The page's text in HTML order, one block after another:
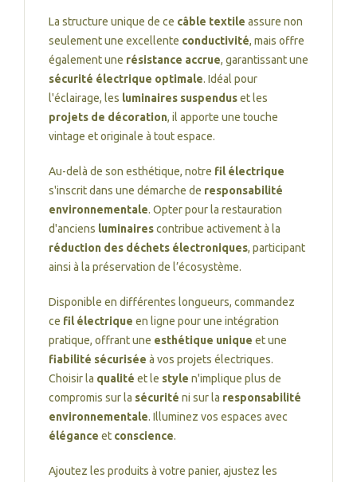
La structure unique de ce câble textile assure non
seulement une excellente conductivité, mais offre
également une résistance accrue, garantissant une
sécurité électrique optimale. Idéal pour
l'éclairage, les luminaires suspenduset les
projets de décoration, il apporte une touche
vintage et originale à tout espace.
Au-delà de son esthétique, notre fil électrique
s'inscrit dans une démarche de responsabilité
environnementale. Opter pour la restauration
d'anciens luminairescontribue activement à la
réduction des déchets électroniques, participant
ainsi à la préservation de l’écosystème.
Disponible en différentes longueurs, commandez
ce fil électrique en ligne pour une intégration
pratique, offrant une esthétique unique et une
fiabilité sécurisée à vos projets électriques.
Choisir la qualité et le style n'implique plus de
compromis sur la sécurité ni sur la responsabilité
environnementale. Illuminez vos espaces avec
élégance et conscience.
Ajoutez les produits à votre panier, ajustez les